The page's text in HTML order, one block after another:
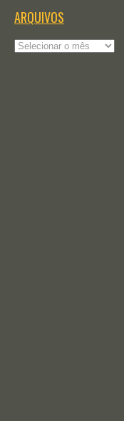
ARQUIVOS
Arquivos